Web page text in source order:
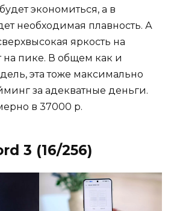
экономиться, а в
необходимая плавность. А
яркость на
на пике. В общем как и
эта тоже максимально
за адекватные деньги.
в 37000 р.
3 (16/256)